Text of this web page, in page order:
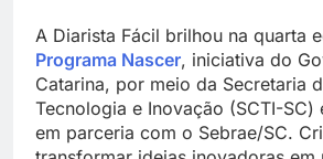
A Diarista Fácil brilhou na quarta
Programa Nascer, iniciativa do
Catarina, por meio da Secretaria
Tecnologia e Inovação (SCTI-SC)
em parceria com o Sebrae/SC.